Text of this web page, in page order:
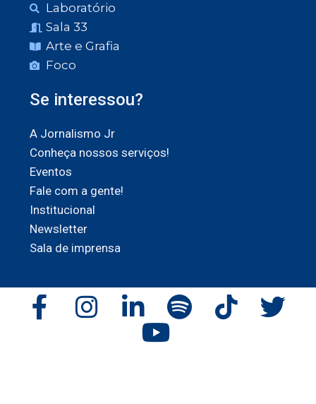
Laboratório
Sala 33
Arte e Grafia
Foco
Se interessou?
A Jornalismo Jr
Conheça nossos serviços!
Eventos
Fale com a gente!
Institucional
Newsletter
Sala de imprensa